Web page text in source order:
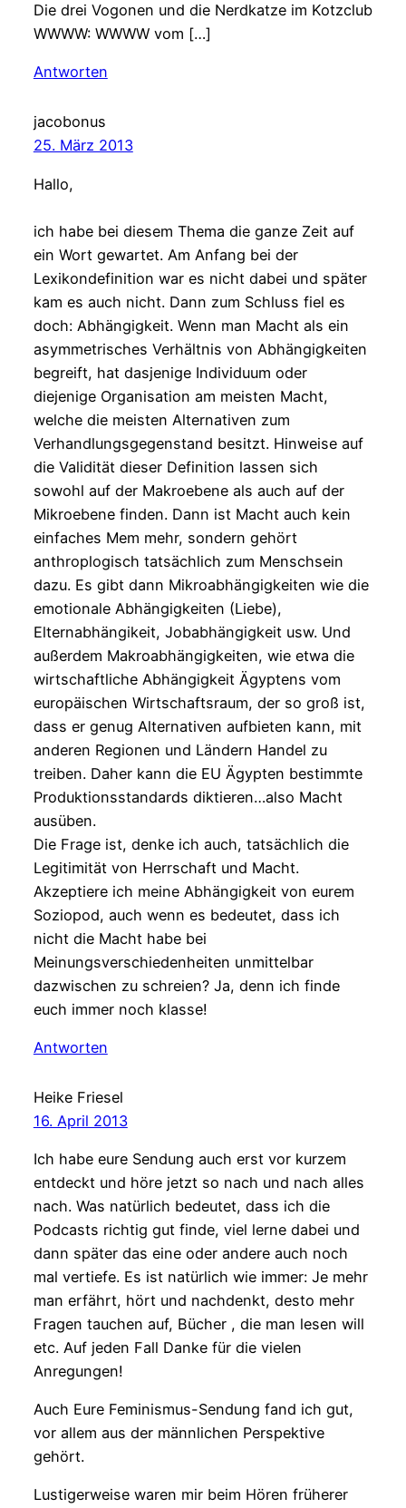
Die drei Vogonen und die Nerdkatze im Kotzclub
WWWW: WWWW vom […]
Antworten
jacobonus
25. März 2013
Hallo,
ich habe bei diesem Thema die ganze Zeit auf
ein Wort gewartet. Am Anfang bei der
Lexikondefinition war es nicht dabei und später
kam es auch nicht. Dann zum Schluss fiel es
doch: Abhängigkeit. Wenn man Macht als ein
asymmetrisches Verhältnis von Abhängigkeiten
begreift, hat dasjenige Individuum oder
diejenige Organisation am meisten Macht,
welche die meisten Alternativen zum
Verhandlungsgegenstand besitzt. Hinweise auf
die Validität dieser Definition lassen sich
sowohl auf der Makroebene als auch auf der
Mikroebene finden. Dann ist Macht auch kein
einfaches Mem mehr, sondern gehört
anthroplogisch tatsächlich zum Menschsein
dazu. Es gibt dann Mikroabhängigkeiten wie die
emotionale Abhängigkeiten (Liebe),
Elternabhängikeit, Jobabhängigkeit usw. Und
außerdem Makroabhängigkeiten, wie etwa die
wirtschaftliche Abhängigkeit Ägyptens vom
europäischen Wirtschaftsraum, der so groß ist,
dass er genug Alternativen aufbieten kann, mit
anderen Regionen und Ländern Handel zu
treiben. Daher kann die EU Ägypten bestimmte
Produktionsstandards diktieren…also Macht
ausüben.
Die Frage ist, denke ich auch, tatsächlich die
Legitimität von Herrschaft und Macht.
Akzeptiere ich meine Abhängigkeit von eurem
Soziopod, auch wenn es bedeutet, dass ich
nicht die Macht habe bei
Meinungsverschiedenheiten unmittelbar
dazwischen zu schreien? Ja, denn ich finde
euch immer noch klasse!
Antworten
Heike Friesel
16. April 2013
Ich habe eure Sendung auch erst vor kurzem
entdeckt und höre jetzt so nach und nach alles
nach. Was natürlich bedeutet, dass ich die
Podcasts richtig gut finde, viel lerne dabei und
dann später das eine oder andere auch noch
mal vertiefe. Es ist natürlich wie immer: Je mehr
man erfährt, hört und nachdenkt, desto mehr
Fragen tauchen auf, Bücher , die man lesen will
etc. Auf jeden Fall Danke für die vielen
Anregungen!
Auch Eure Feminismus-Sendung fand ich gut,
vor allem aus der männlichen Perspektive
gehört.
Lustigerweise waren mir beim Hören früherer